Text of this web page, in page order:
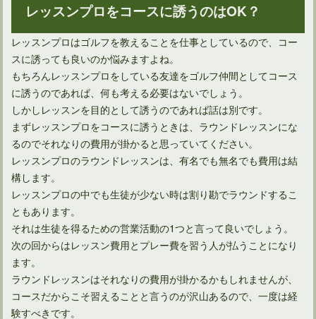
レッスンプロをコースに誘うのはOK？
レッスンプロはゴルフを教えることを仕事としているので、コー
スに誘っても良いのか悩みますよね。
もちろんレッスンプロをしている友達をゴルフ仲間としてコース
に誘うのであれば、何も考える必要はないでしょう。
しかしレッスンを目的として誘うのであれば話は別です。
まずレッスンプロをコースに誘うときは、ラウンドレッスンにな
るのでそれなりの費用が掛かると思っていてください。
レッスンプロのラウンドレッスンは、有名でも無名でも費用は結
構します。
レッスンプロの中でも生徒が少ない時は割り勘でラウンドするこ
ともあります。
それは生徒を得るための営業活動の1つと言って良いでしょう。
次の回からはレッスン費用とプレー費を習う人が払うことになり
ます。
ラウンドレッスンはそれなりの費用が掛かるかもしれませんが、
コースだからこそ習えることと言うのが沢山あるので、一度は経
験すべきです。